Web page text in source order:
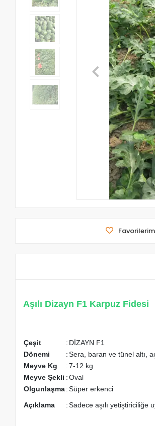
Aşılı Dizayn F1 Karpuz Fidesi
Çeşit : DİZAYN F1
Dönemi
:Sera, baran ve tünel altı,
Meyve Kg
:7-12 kg
Meyve Şekli :Oval
Olgunlaşma:Süper erkenci
Açıklama
:Sadece aşılı yetiştiriciliğe